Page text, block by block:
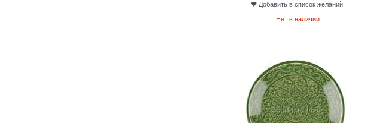
Добавить в список желаний
Нет в наличии